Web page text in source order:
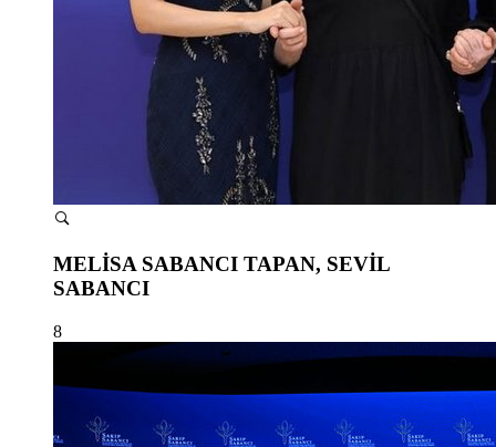
MELİSA SABANCI TAPAN, SEVİL
SABANCI
8